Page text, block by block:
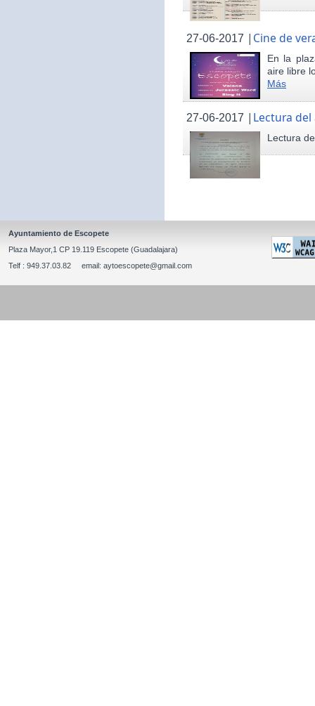
27-06-2017 | Cine de
En la
aire libre
Más
27-06-2017 | Lectura del
Lectura
Ayuntamiento de Escopete
Plaza Mayor,1 CP 19.119 Escopete (Guadalajara)
Telf : 949.37.03.82 email: aytoescopete@gmail.com